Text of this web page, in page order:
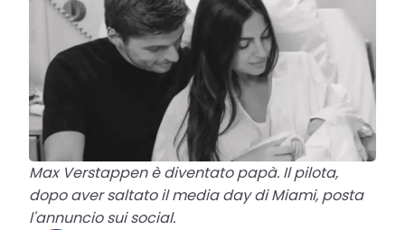
Max Verstappen è diventato papà. Il pilota,
dopo aver saltato il media day di Miami, posta
l'annuncio sui social.